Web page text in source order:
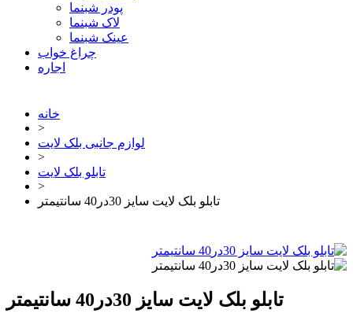
پودر شبنما
لاک شبنما
عینک شبنما
چراغ خواب
اجاره
خانه
>
لوازم جانبی بلک لایت
>
تابلو بلک لایت
>
تابلو بلک لایت سایز 30در40 سانتیمتر
تابلو بلک لایت سایز 30در40 سانتیمتر